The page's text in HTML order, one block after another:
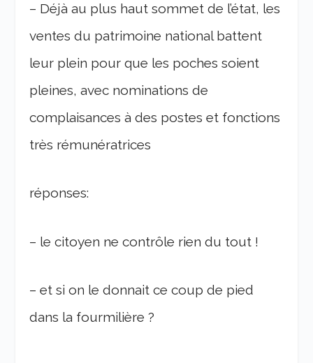
– Déjà au plus haut sommet de l’état, les
ventes du patrimoine national battent
leur plein pour que les poches soient
pleines, avec nominations de
complaisances à des postes et fonctions
très rémunératrices
réponses:
– le citoyen ne contrôle rien du tout !
– et si on le donnait ce coup de pied
dans la fourmilière ?